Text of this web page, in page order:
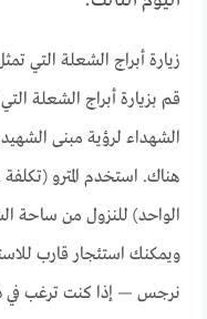
زيارة أبراج الشعلة التي
قم بزيارة أبراج الشعلة
الشهداء لرؤية مبنى
الواحد) للنزول من ساحة
ويمكنك استئجار قارب
نرجس — إذا كنت ترغب في